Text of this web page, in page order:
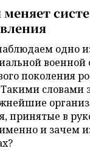
одно
военной
поколения
словами
принятые в
и зачем